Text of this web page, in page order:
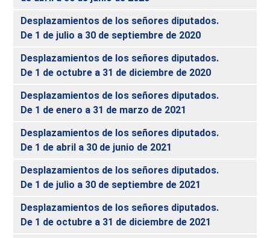
Desplazamientos de los señores diputados.
De 1 de julio a 30 de septiembre de 2020
Desplazamientos de los señores diputados.
De 1 de octubre a 31 de diciembre de 2020
Desplazamientos de los señores diputados.
De 1 de enero a 31 de marzo de 2021
Desplazamientos de los señores diputados.
De 1 de abril a 30 de junio de 2021
Desplazamientos de los señores diputados.
De 1 de julio a 30 de septiembre de 2021
Desplazamientos de los señores diputados.
De 1 de octubre a 31 de diciembre de 2021